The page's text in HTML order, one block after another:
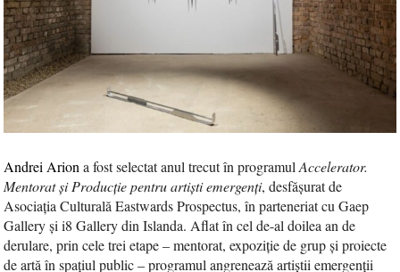
Andrei Arion a fost selectat anul trecut în programulAccelerator.
Mentorat și Producție pentru artiști emergenți, desfășurat de
Asociația Culturală Eastwards Prospectus, în parteneriat cu Gaep
Gallery și i8 Gallery din Islanda. Aflat în cel de-al doilea an de
derulare, prin cele trei etape – mentorat, expoziție de grup și proiecte
de artă în spațiul public – programul angrenează artiștii emergenții